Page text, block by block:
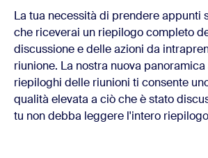
La tua necessità di prendere appunti
che riceverai un riepilogo completo
discussione e delle azioni da
riunione. La nostra nuova
riepiloghi delle riunioni ti consente
qualità elevata a ciò che è stato
tu non debba leggere l'intero